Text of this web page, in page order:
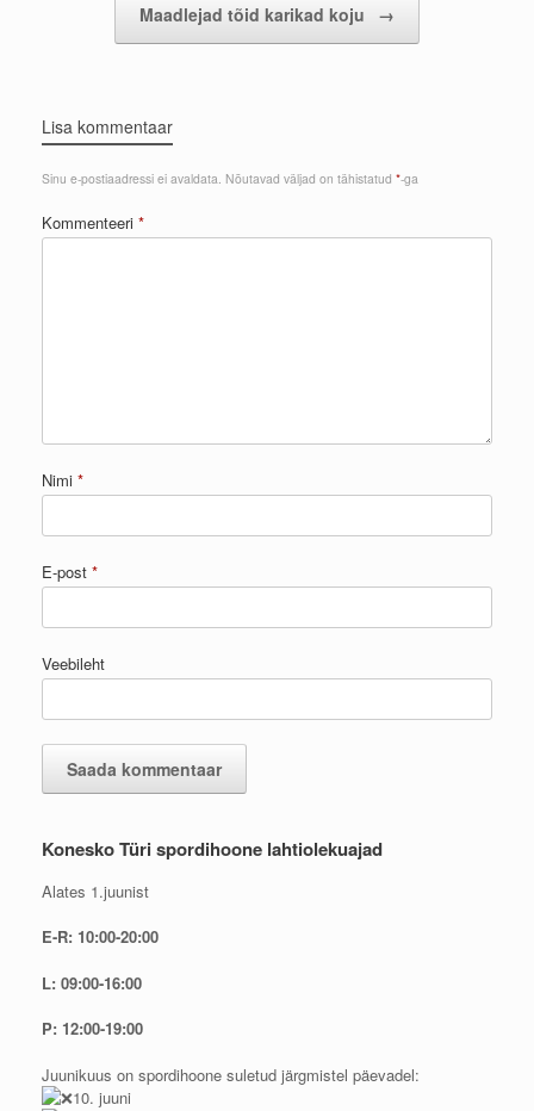
Maadlejad tõid karikad koju →
Lisa kommentaar
Sinu e-postiaadressi ei avaldata. Nõutavad väljad on tähistatud *-ga
Kommenteeri *
Nimi *
E-post *
Veebileht
Konesko Türi spordihoone lahtiolekuajad
Alates 1.juunist
E-R: 10:00-20:00
L: 09:00-16:00
P: 12:00-19:00
Juunikuus on spordihoone suletud järgmistel päevadel:
10. juuni